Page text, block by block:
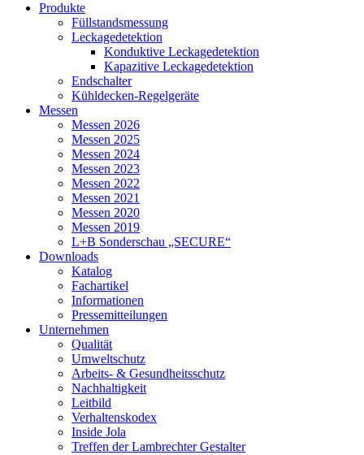
Produkte
Füllstandsmessung
Leckagedetektion
Konduktive Leckagedetektion
Kapazitive Leckagedetektion
Endschalter
Kühldecken-Regelgeräte
Messen
Messen 2026
Messen 2025
Messen 2024
Messen 2023
Messen 2022
Messen 2021
Messen 2020
Messen 2019
L+B Sonderschau „SECURE“
Downloads
Katalog
Fachartikel
Informationen
Pressemitteilungen
Unternehmen
Qualität
Umweltschutz
Arbeits- & Gesundheitsschutz
Nachhaltigkeit
Leitbild
Verhaltenskodex
Inside Jola
Treffen der Lambrechter Gestalter